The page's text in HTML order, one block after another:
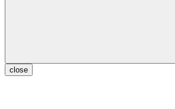
close